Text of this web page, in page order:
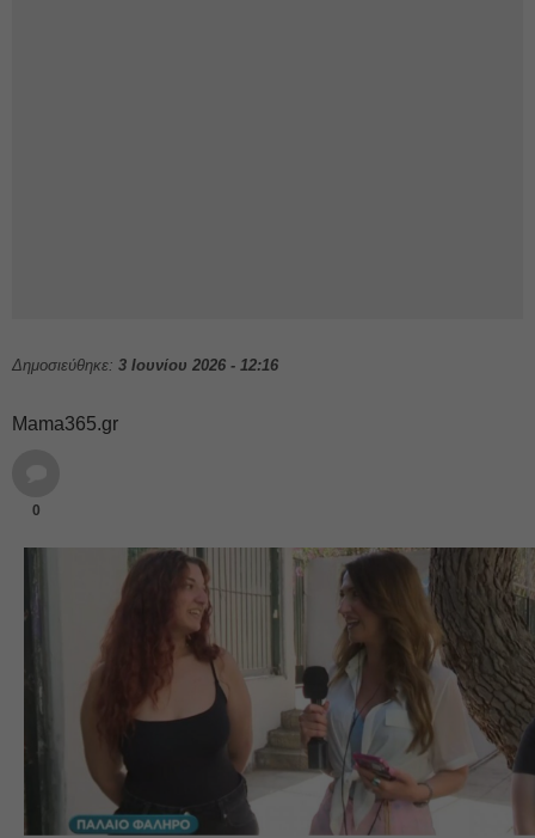
Δημοσιεύθηκε: 3 Ιουνίου 2026 - 12:16
Mama365.gr
0